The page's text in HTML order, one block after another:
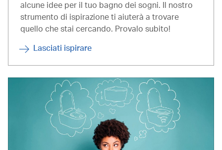
alcune idee per il tuo bagno dei sogni. Il nostro
strumento di ispirazione ti aiuterà a trovare
quello che stai cercando. Provalo subito!
Lasciati ispirare